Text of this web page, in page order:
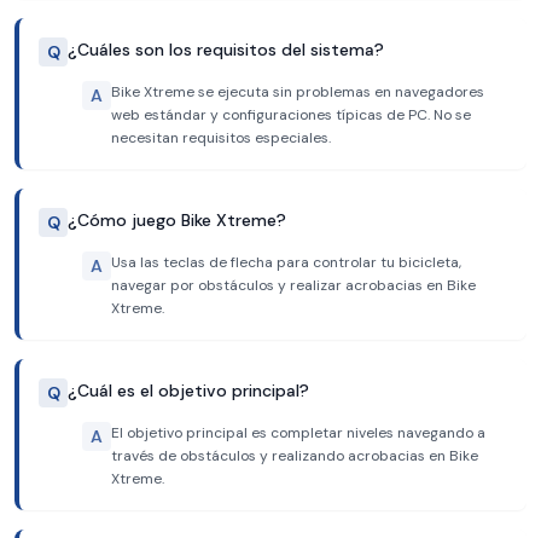
Q ¿Cuáles son los requisitos del sistema?
A Bike Xtreme se ejecuta sin problemas en navegadores
web estándar y configuraciones típicas de PC. No se
necesitan requisitos especiales.
Q ¿Cómo juego Bike Xtreme?
A Usa las teclas de flecha para controlar tu bicicleta,
navegar por obstáculos y realizar acrobacias en Bike
Xtreme.
Q ¿Cuál es el objetivo principal?
A El objetivo principal es completar niveles navegando a
través de obstáculos y realizando acrobacias en Bike
Xtreme.